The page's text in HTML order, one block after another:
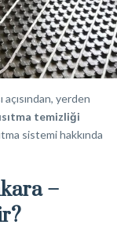
açısından, yerden
temizliği
sistemi hakkında
–